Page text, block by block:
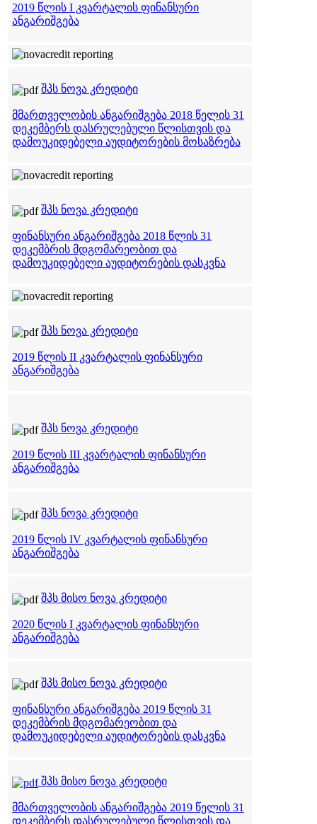
2019 წლის I კვარტალის ფინანსური
ანგარიშგება
შპს ნოვა კრედიტი
მმართველობის ანგარიშგება 2018 წელის 31
დეკემბერს დასრულებული წლისთვის და
დამოუკიდებელი აუდიტორების მოსაზრება
შპს ნოვა კრედიტი
ფინანსური ანგარიშგება 2018 წლის 31
დეკემბრის მდგომარეობით და
დამოუკიდებელი აუდიტორების დასკვნა
შპს ნოვა კრედიტი
2019 წლის II კვარტალის ფინანსური
ანგარიშგება
შპს ნოვა კრედიტი
2019 წლის III კვარტალის ფინანსური
ანგარიშგება
შპს ნოვა კრედიტი
2019 წლის IV კვარტალის ფინანსური
ანგარიშგება
შპს მისო ნოვა კრედიტი
2020 წლის I კვარტალის ფინანსური
ანგარიშგება
შპს მისო ნოვა კრედიტი
ფინანსური ანგარიშგება 2019 წლის 31
დეკემბრის მდგომარეობით და
დამოუკიდებელი აუდიტორების დასკვნა
შპს მისო ნოვა კრედიტი
მმართველობის ანგარიშგება 2019 წელის 31
დეკემბერს დასრულებული წლისთვის და